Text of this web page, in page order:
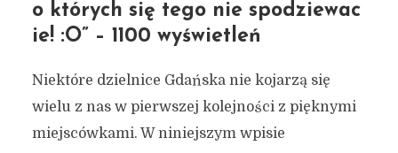
o których się tego nie spodziewac
ie! :O” – 1100 wyświetleń
Niektóre dzielnice Gdańska nie kojarzą się
wielu z nas w pierwszej kolejności z pięknymi
miejscówkami. W niniejszym wpisie